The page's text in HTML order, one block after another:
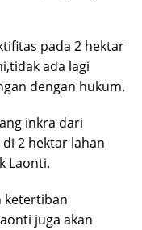
pada 2 hektar
ada lagi
dengan hukum.
inkra dari
2 hektar lahan
Laonti.
ketertiban
juga akan